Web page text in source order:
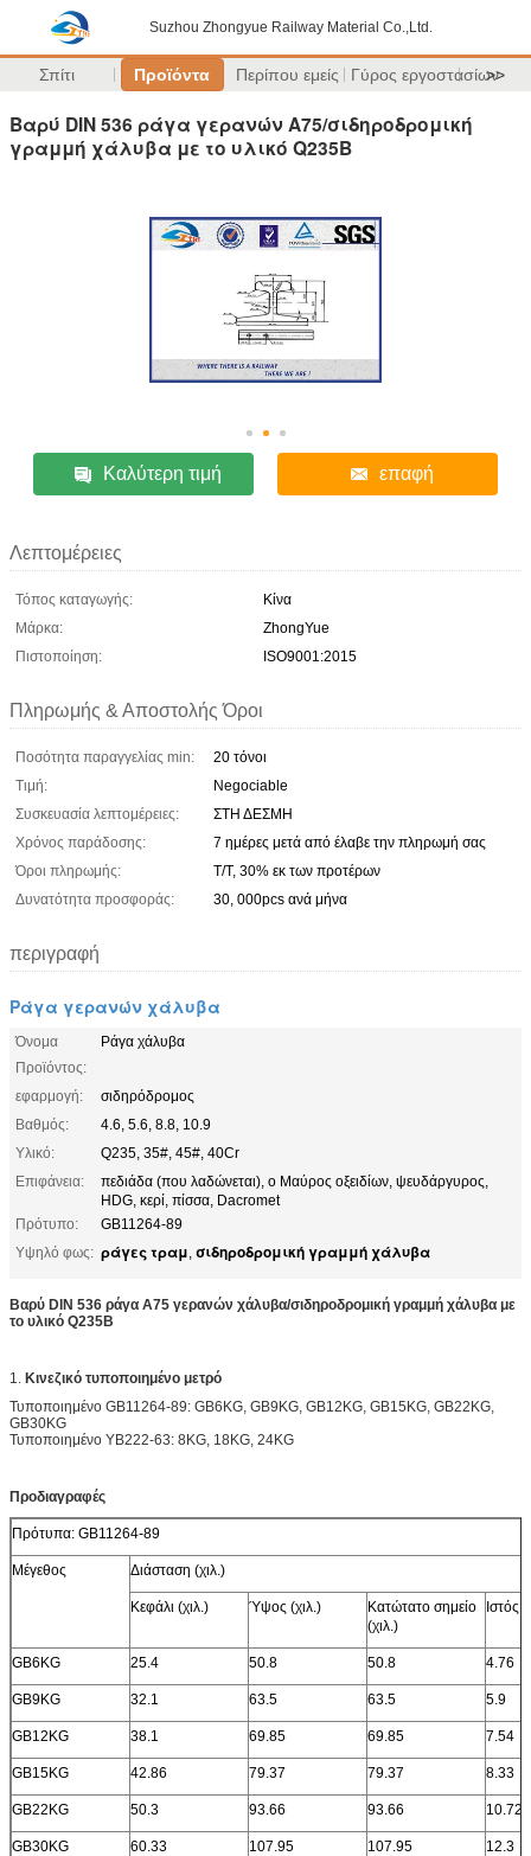
Suzhou Zhongyue Railway Material Co.,Ltd.
Σπίτι Προϊόντα Περίπου εμείς Γύρος εργοστασίων
>>
Βαρύ DIN 536 ράγα γερανών A75/σιδηροδρομική
γραμμή χάλυβα με το υλικό Q235B
Καλύτερη τιμή επαφή
Λεπτομέρειες
Τόπος καταγωγής:
Κίνα
Μάρκα:
ZhongYue
Πιστοποίηση:
ISO9001:2015
Πληρωμής & Αποστολής Όροι
Ποσότητα παραγγελίας min:
20 τόνοι
Τιμή:
Negociable
Συσκευασία λεπτομέρειες:
ΣΤΗ ΔΕΣΜΗ
Χρόνος παράδοσης:
7 ημέρες μετά από έλαβε την πληρωμή σας
Όροι πληρωμής:
T/T, 30% εκ των προτέρων
Δυνατότητα προσφοράς:
30, 000pcs ανά μήνα
περιγραφή
Ράγα γερανών χάλυβα
Όνομα
Προϊόντος:
Ράγα χάλυβα
εφαρμογή:
σιδηρόδρομος
Βαθμός:
4.6, 5.6, 8.8, 10.9
Υλικό:
Q235, 35#, 45#, 40Cr
Επιφάνεια:
πεδιάδα (που λαδώνεται), ο Μαύρος οξειδίων, ψευδάργυρος,
HDG, κερί, πίσσα, Dacromet
Πρότυπο:
GB11264-89
Υψηλό φως: ράγες τραμ, σιδηροδρομική γραμμή χάλυβα
Βαρύ DIN 536 ράγα A75 γερανών χάλυβα/σιδηροδρομική γραμμή χάλυβα με
το υλικό Q235B
1. Κινεζικό τυποποιημένο μετρό
Τυποποιημένο GB11264-89: GB6KG, GB9KG, GB12KG, GB15KG, GB22KG,
GB30KG
Τυποποιημένο YB222-63: 8KG, 18KG, 24KG
Προδιαγραφές
Πρότυπα: GB11264-89
Μέγεθος Διάσταση (χιλ.)
Κεφάλι (χιλ.) Ύψος (χιλ.)
Κατώτατο σημείο
(χιλ.)
Ιστός
GB6KG 25.4 50.8 50.8 4.76
GB9KG 32.1 63.5 63.5 5.9
GB12KG 38.1 69.85 69.85 7.54
GB15KG 42.86 79.37 79.37 8.33
GB22KG 50.3 93.66 93.66 10.72
GB30KG 60.33 107.95 107.95 12.3